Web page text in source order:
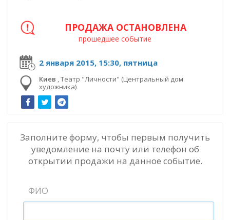
2 января 2015, 15:30, пятница
Киев ,Театр "Личности" (Центральный дом
художника)
ПРОДАЖА ОСТАНОВЛЕНА
прошедшее событие
Заполните форму, чтобы первым получить
уведомление на почту или телефон об
открытии продажи на данное событие.
ФИО